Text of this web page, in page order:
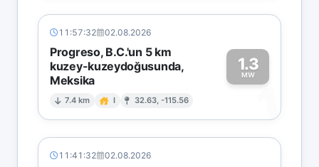
11:57:32 02.08.2026
Progreso, B.C.'un 5 km
kuzey-kuzeydoğusunda,
Meksika
7.4 km I 32.63, -115.56
1.3
MW
1
11:41:32 02.08.2026